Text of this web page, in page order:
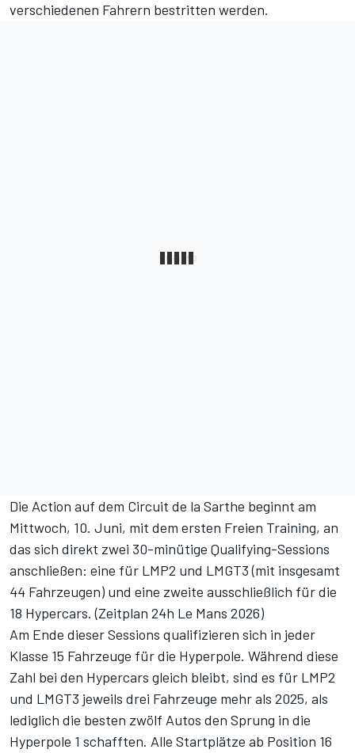
verschiedenen Fahrern bestritten werden.
Die Action auf dem Circuit de la Sarthe beginnt am
Mittwoch, 10. Juni, mit dem ersten Freien Training, an
das sich direkt zwei 30-minütige Qualifying-Sessions
anschließen: eine für LMP2 und LMGT3 (mit insgesamt
44 Fahrzeugen) und eine zweite ausschließlich für die
18 Hypercars. (Zeitplan 24h Le Mans 2026)
Am Ende dieser Sessions qualifizieren sich in jeder
Klasse 15 Fahrzeuge für die Hyperpole. Während diese
Zahl bei den Hypercars gleich bleibt, sind es für LMP2
und LMGT3 jeweils drei Fahrzeuge mehr als 2025, als
lediglich die besten zwölf Autos den Sprung in die
Hyperpole 1 schafften. Alle Startplätze ab Position 16